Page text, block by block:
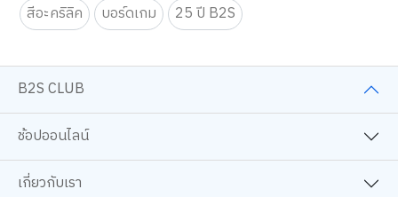
สีอะคริลิค
บอร์ดเกม 25 ปี B2S
B2S CLUB
ช้อปออนไลน์
เกี่ยวกับเรา